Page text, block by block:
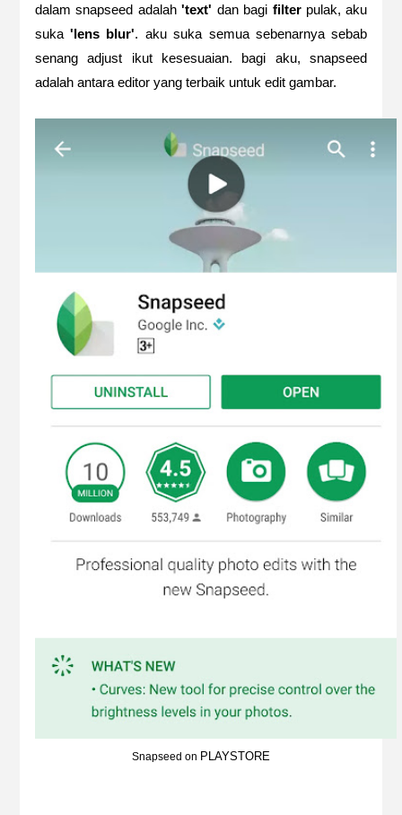
dalam snapseed adalah'text' dan bagi filterpulak, aku
suka 'lens blur'. aku suka semua sebenarnya sebab
senang adjust ikut kesesuaian. bagi aku, snapseed
adalah antara editor yang terbaik untuk edit gambar.
Snapseed on PLAYSTORE